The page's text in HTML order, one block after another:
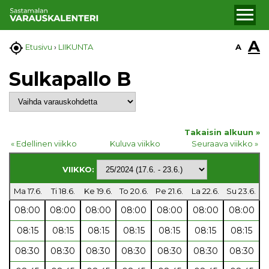
 Etusivu › LIIKUNTA A A
Sulkapallo B
Takaisin alkuun »
« Edellinen viikko
Kuluva viikko Seuraava viikko »
VIIKKO:
Ma 17.6. Ti 18.6. Ke 19.6. To 20.6. Pe 21.6. La 22.6. Su 23.6.
08:00 08:00 08:00 08:00 08:00 08:00
08:00
08:15
08:15 08:15 08:15 08:15 08:15
08:15
08:30
08:30 08:30 08:30 08:30 08:30
08:30